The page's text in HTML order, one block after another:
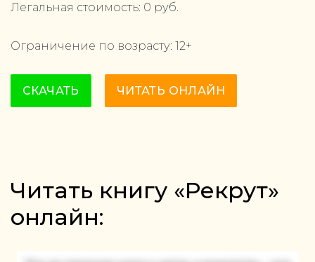
Легальная стоимость: 0 руб.
Ограничение по возрасту: 12+
СКАЧАТЬ ЧИТАТЬ ОНЛАЙН
Читать книгу «Рекрут»
онлайн: